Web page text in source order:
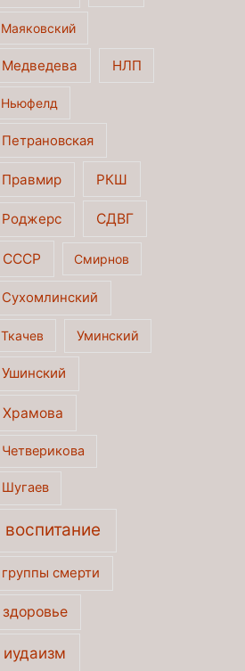
Маяковский
Медведева НЛП
Ньюфелд
Петрановская
Правмир РКШ
Роджерс СДВГ
СССР Смирнов
Сухомлинский
Ткачев Уминский
Ушинский
Храмова
Четверикова
Шугаев
воспитание
группы смерти
здоровье
иудаизм